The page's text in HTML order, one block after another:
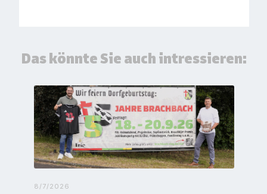
Das könnte Sie auch intressieren:
8/7/2026